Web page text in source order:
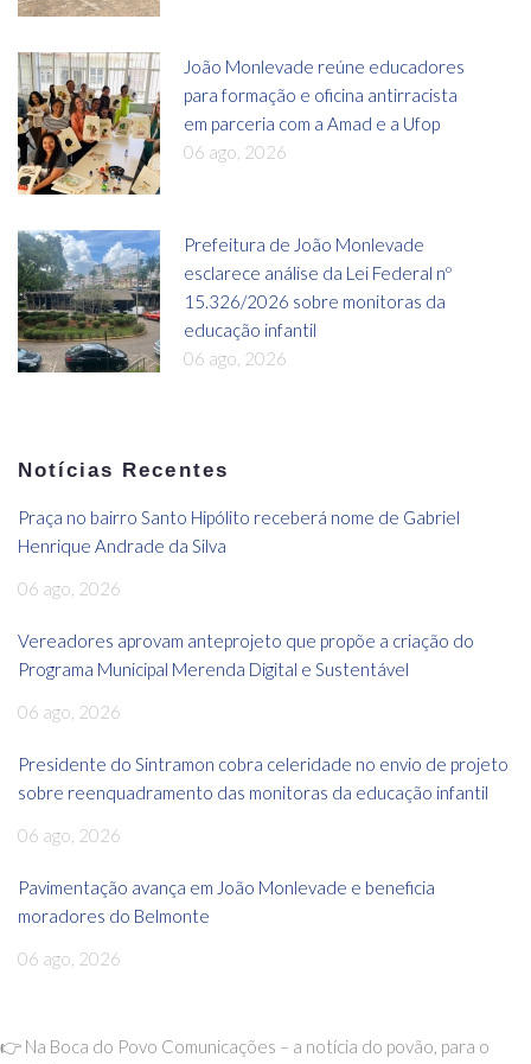
João Monlevade reúne educadores
para formação e oficina antirracista
em parceria com a Amad e a Ufop
06 ago, 2026
Prefeitura de João Monlevade
esclarece análise da Lei Federal nº
15.326/2026 sobre monitoras da
educação infantil
06 ago, 2026
Notícias Recentes
Praça no bairro Santo Hipólito receberá nome de Gabriel
Henrique Andrade da Silva
06 ago, 2026
Vereadores aprovam anteprojeto que propõe a criação do
Programa Municipal Merenda Digital e Sustentável
06 ago, 2026
Presidente do Sintramon cobra celeridade no envio de projeto
sobre reenquadramento das monitoras da educação infantil
06 ago, 2026
Pavimentação avança em João Monlevade e beneficia
moradores do Belmonte
06 ago, 2026
👉 Na Boca do Povo Comunicações – a notícia do povão, para o